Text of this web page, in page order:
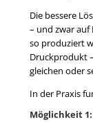
Die bessere
– und zwar auf
so produziert
Druckprodukt
gleichen oder
In der Praxis
Möglichkeit